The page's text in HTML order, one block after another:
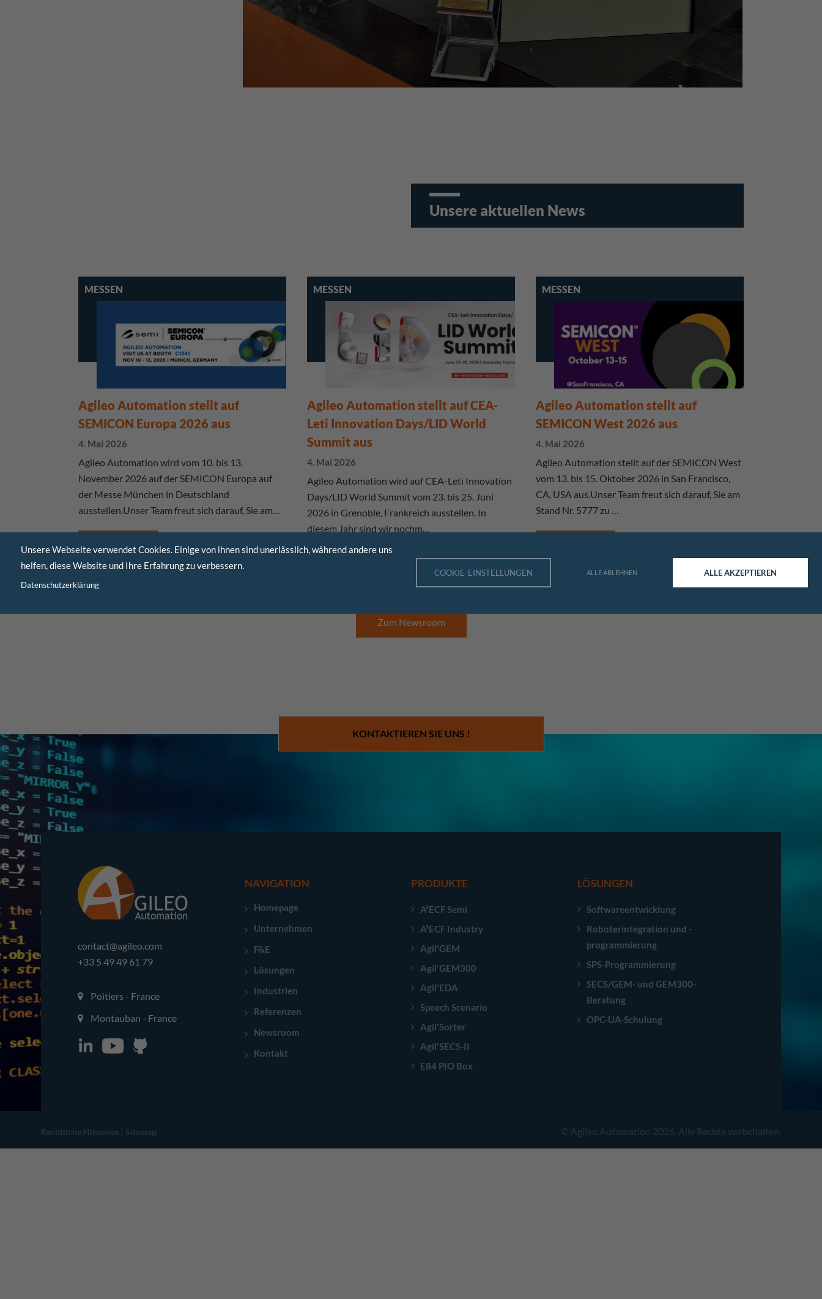
Unsere aktuellen News
MESSEN
Agileo Automation stellt auf
SEMICON Europa 2026 aus
4. Mai 2026
Agileo Automation wird vom 10. bis 13.
November 2026 auf der SEMICON Europa auf
der Messe München in Deutschland
ausstellen.Unser Team freut sich darauf, Sie am…
Mehr erfahren
MESSEN
Agileo Automation stellt auf CEA-
Leti Innovation Days/LID World
Summit aus
4. Mai 2026
Agileo Automation wird auf CEA-Leti Innovation
Days/LID World Summit vom 23. bis 25. Juni
2026 in Grenoble, Frankreich ausstellen. In
diesem Jahr sind wir nochm…
MESSEN
Agileo Automation stellt auf
SEMICON West 2026 aus
4. Mai 2026
Agileo Automation stellt auf der SEMICON West
vom 13. bis 15. Oktober 2026 in San Francisco,
CA, USA aus.Unser Team freut sich darauf, Sie am
Stand Nr. 5777 zu …
Zum Newsroom
KONTAKTIEREN SIE UNS !
contact@agileo.com
+33 5 49 49 61 79
Poitiers - France
Montauban - France
NAVIGATION
Homepage
Unternehmen
F&E
Lösungen
Industrien
Referenzen
Newsroom
Kontakt
PRODUKTE
A²ECF Semi
A²ECF Industry
Agil'GEM
Agil'GEM300
Agil'EDA
Speech Scenario
Agil'Sorter
Agil'SECS-II
E84 PIO Box
LÖSUNGEN
Softwareentwicklung
Roboterintegration und -
programmierung
SPS-Programmierung
SECS/GEM- und GEM300-
Beratung
OPC-UA-Schulung
Unsere Webseite verwendet Cookies. Einige von ihnen sind unerlässlich, während andere uns
helfen, diese Website und Ihre Erfahrung zu verbessern.
Datenschutzerklärung
COOKIE-EINSTELLUNGEN ALLE ABLEHNEN ALLE AKZEPTIEREN
Rechtliche Hinweise | Sitemap © Agileo Automation 2026. Alle Rechte vorbehalten.